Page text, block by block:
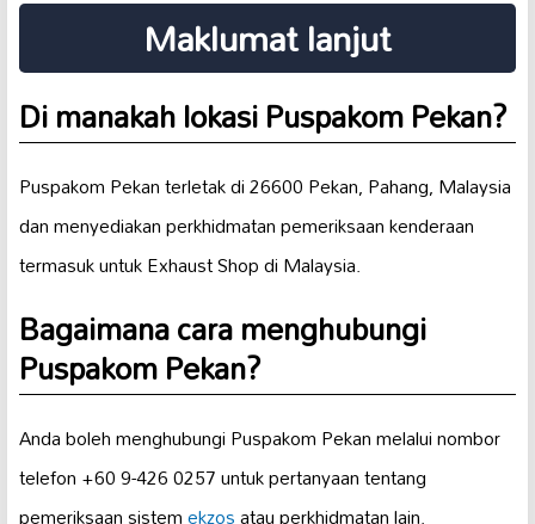
Maklumat lanjut
Di manakah lokasi Puspakom Pekan?
Puspakom Pekan terletak di 26600 Pekan, Pahang, Malaysia
dan menyediakan perkhidmatan pemeriksaan kenderaan
termasuk untuk Exhaust Shop di Malaysia.
Bagaimana cara menghubungi
Puspakom Pekan?
Anda boleh menghubungi Puspakom Pekan melalui nombor
telefon +60 9-426 0257 untuk pertanyaan tentang